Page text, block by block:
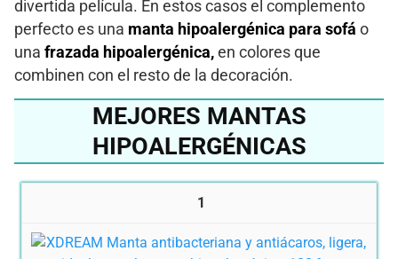
divertida película. En estos casos el complemento
perfecto es una manta hipoalergénica para sofá o
una frazada hipoalergénica, en colores que
combinen con el resto de la decoración.
MEJORES MANTAS
HIPOALERGÉNICAS
1